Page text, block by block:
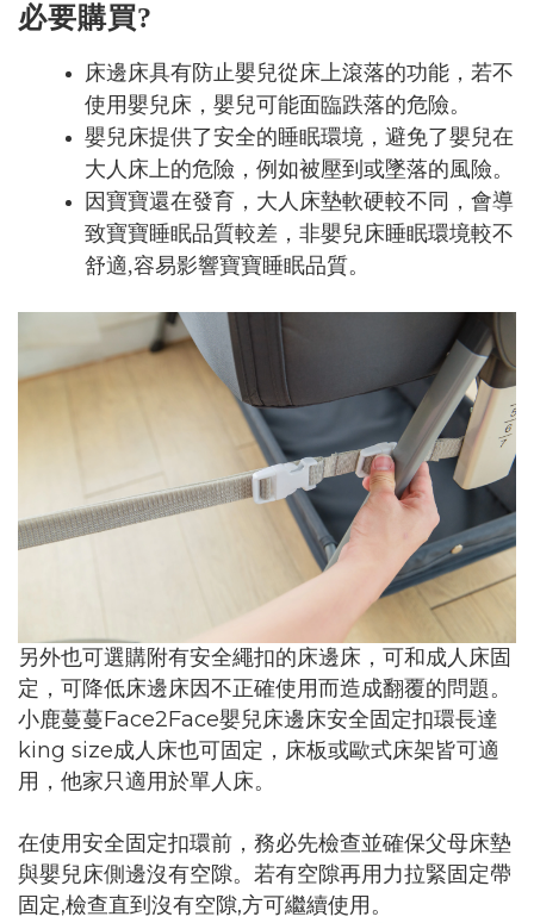
必要購買?
床邊床具有防止嬰兒從床上滾落的功能，若不
使用嬰兒床，嬰兒可能面臨跌落的危險。
嬰兒床提供了安全的睡眠環境，避免了嬰兒在
大人床上的危險，例如被壓到或墜落的風險。
因寶寶還在發育，大人床墊軟硬較不同，會導
致寶寶睡眠品質較差， 非嬰兒床睡眠環境較不
舒適,容易影響寶寶睡眠品質。
另外也可選購附有安全繩扣的床邊床，可和成人床固
定，可降低床邊床因不正確使用而造成翻覆的問題。
小鹿蔓蔓Face2Face嬰兒床邊床安全固定扣環長達
king size成人床也可固定，床板或歐式床架皆可適
用，他家只適用於單人床。
在使用安全固定扣環前，務必先檢查並確保父母床墊
與嬰兒床側邊沒有空隙。若有空隙再用力拉緊固定帶
固定,檢查直到沒有空隙,方可繼續使用。